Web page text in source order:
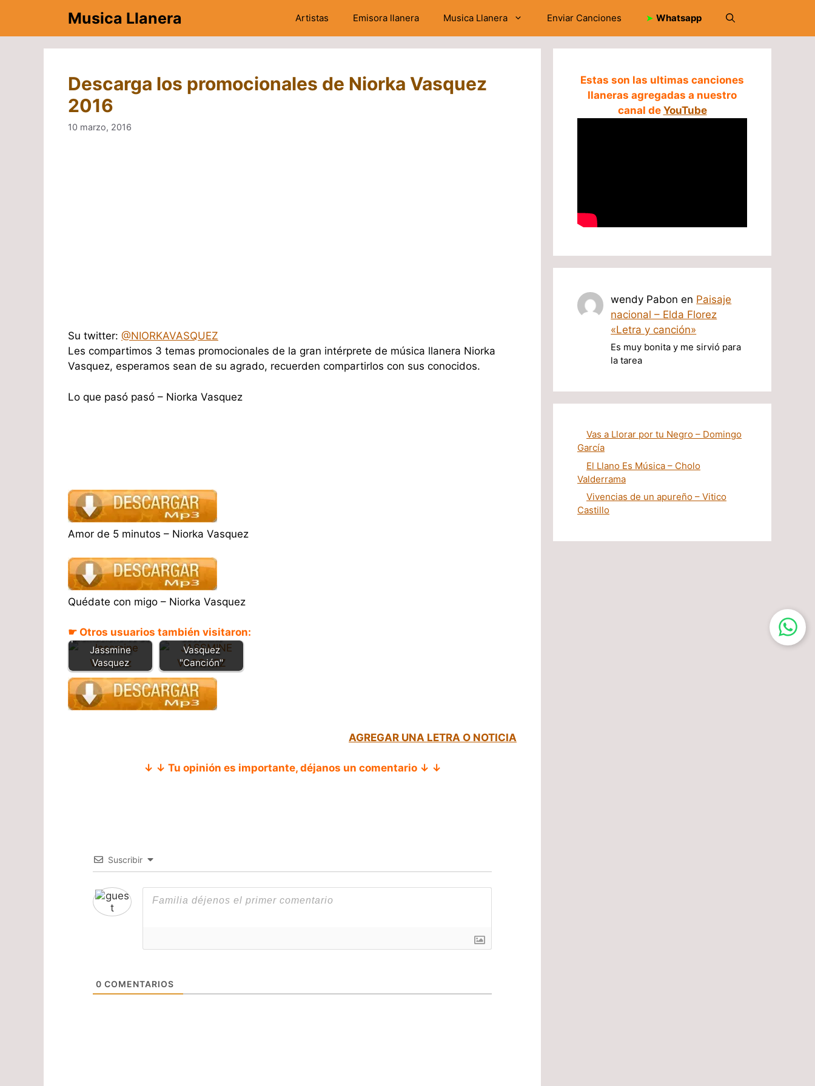
contenido
Musica Llanera Artistas Emisora llanera Musica Llanera Enviar Canciones ➤ Whatsapp
Descarga los promocionales de Niorka Vasquez
2016
10 marzo, 2016
Su twitter: @NIORKAVASQUEZ
Les compartimos 3 temas promocionales de la gran intérprete de música llanera Niorka
Vasquez, esperamos sean de su agrado, recuerden compartirlos con sus conocidos.
Lo que pasó pasó – Niorka Vasquez
Amor de 5 minutos – Niorka Vasquez
Quédate con migo – Niorka Vasquez
☛ Otros usuarios también visitaron:
promocionales de
Jassmine
Vasquez
te quiera -
Jassmine
Vasquez
"Canción"
AGREGAR UNA LETRA O NOTICIA
↓ ↓ Tu opinión es importante, déjanos un comentario ↓ ↓
Suscribir
0 COMENTARIOS
Estas son las ultimas canciones
llaneras agregadas a nuestro
canal de YouTube
wendy Pabon en Paisaje
nacional – Elda Florez
«Letra y canción»
Es muy bonita y me sirvió para
la tarea
Vas a Llorar por tu Negro – Domingo
García
El Llano Es Música – Cholo
Valderrama
Vivencias de un apureño – Vitico
Castillo